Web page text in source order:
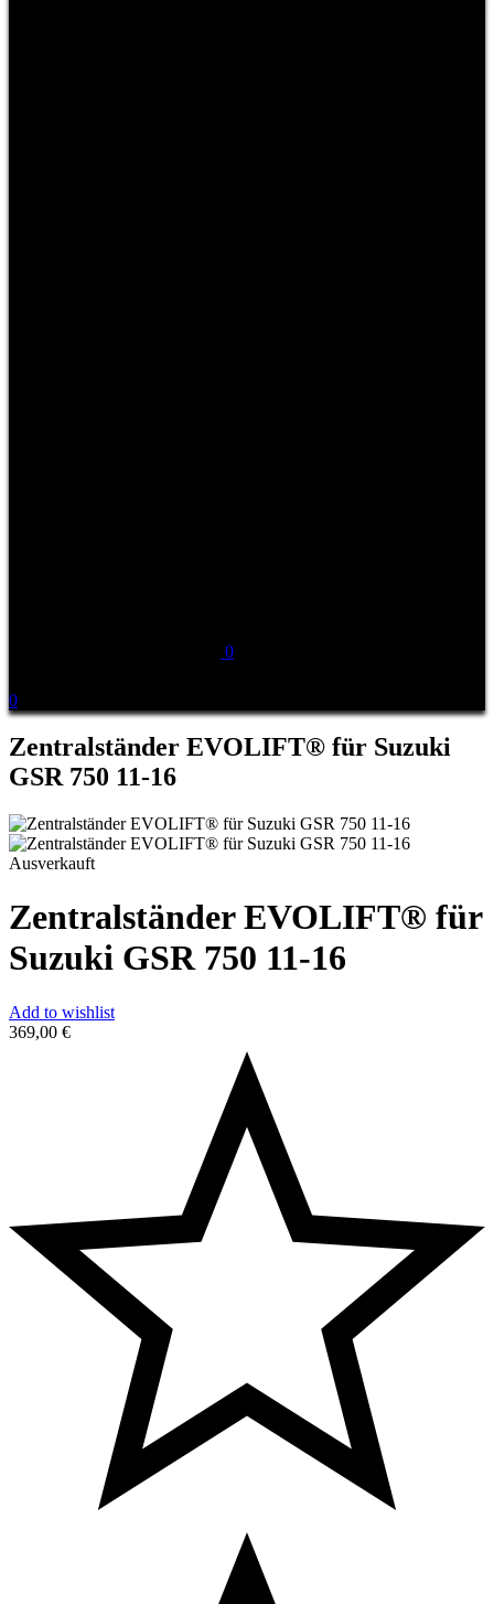
0
0
Zentralständer EVOLIFT® für Suzuki
GSR 750 11-16
Ausverkauft
Zentralständer EVOLIFT® für
Suzuki GSR 750 11-16
Add to wishlist
369,00 €